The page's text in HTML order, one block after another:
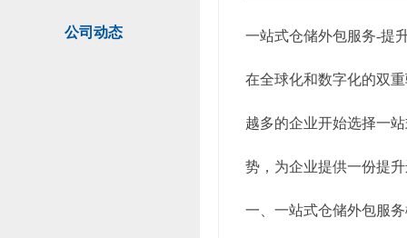
公司动态 一站式仓储外包服务-提
在全球化和数字化的双
越多的企业开始选择一
势，为企业提供一份提
一、一站式仓储外包服